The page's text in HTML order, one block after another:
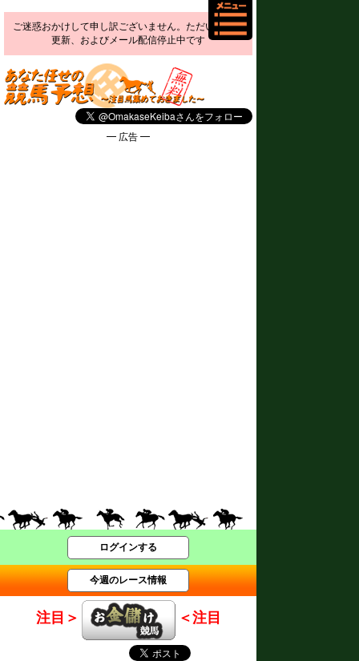
ご迷惑おかけして申し訳ございません。ただいま予想
更新、およびメール配信停止中です
━ 広告 ━
ログインする
今週のレース情報
注目＞ ＜注目